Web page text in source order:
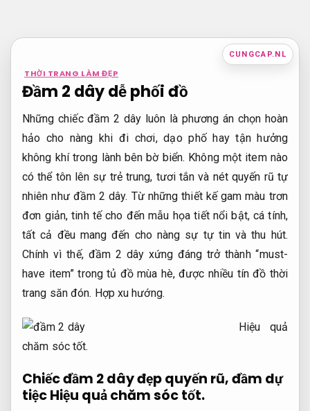
nội
CUNGCAP.NL
THỜI TRANG LÀM ĐẸP
Đầm 2 dây dễ phối đồ
Những chiếc đầm 2 dây luôn là phương án chọn hoàn
hảo cho nàng khi đi chơi, dạo phố hay tận hưởng
không khí trong lành bên bờ biển. Không một item nào
có thể tôn lên sự trẻ trung, tươi tắn và nét quyến rũ tự
nhiên như đầm 2 dây. Từ những thiết kế gam màu trơn
đơn giản, tinh tế cho đến mẫu họa tiết nổi bật, cá tính,
tất cả đều mang đến cho nàng sự tự tin và thu hút.
Chính vì thế, đầm 2 dây xứng đáng trở thành “must-
have item” trong tủ đồ mùa hè, được nhiều tín đồ thời
trang săn đón. Hợp xu hướng.
Hiệu quả
chăm sóc tốt.
Chiếc đầm 2 dây đẹp quyến rũ, đầm dự
tiệcHiệu quả chăm sóc tốt.